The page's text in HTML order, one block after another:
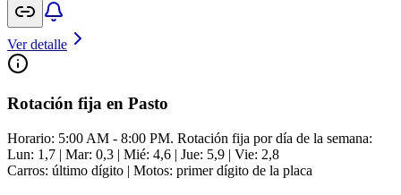
Ver detalle
Rotación fija en Pasto
Horario: 5:00 AM - 8:00 PM. Rotación fija por día de la semana:
Lun: 1,7 | Mar: 0,3 | Mié: 4,6 | Jue: 5,9 | Vie: 2,8
Carros: último dígito | Motos: primer dígito de la placa